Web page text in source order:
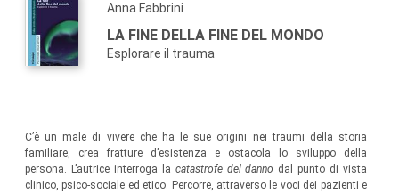
Anna Fabbrini
LA FINE DELLA FINE DEL MONDO
Esplorare il trauma
C’è un male di vivere che ha le sue origini nei traumi della storia
familiare, crea fratture d’esistenza e ostacola lo sviluppo della
persona. L’autrice interroga la catastrofe del danno dal punto di vista
clinico, psico-sociale ed etico. Percorre, attraverso le voci dei pazienti e